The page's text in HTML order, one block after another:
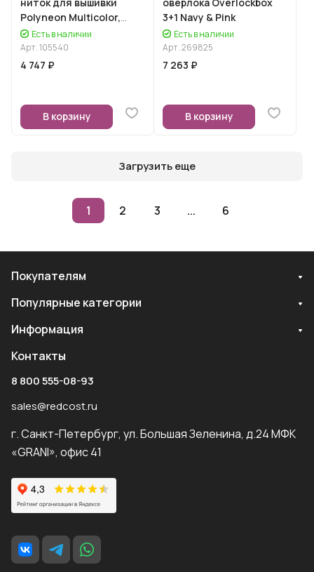
Polyneon Multicolor,
18х200 м
Есть в наличии
Арт.105540
4 747 ₽
В корзину
3+1 Navy & Pink
Есть в наличии
Арт.269825
7 263 ₽
В корзину
Загрузить еще
1 2 3 ... 6
Покупателям
Популярные категории
Информация
Контакты
8 800 555-08-93
sales@redcost.ru
г. Санкт-Петербург, ул. Большая Зеленина, д.24 МФК
«GRANI», офис 41